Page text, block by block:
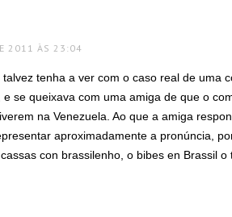
2011 ÀS 23:04
tenha a ver com o caso real de uma
e se queixava com uma amiga de que o
na Venezuela. Ao que a amiga
aproximadamente a pronúncia,
con brassilenho, o bibes en Brassil o